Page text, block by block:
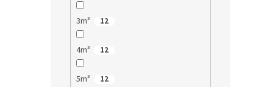
3m³ 12
4m³ 12
5m³ 12